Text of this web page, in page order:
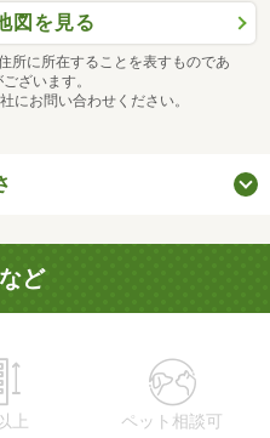
図を見る
所に所在することを表すものであ
ざいます。
にお問い合わせください。
ど
上 ペット相談可